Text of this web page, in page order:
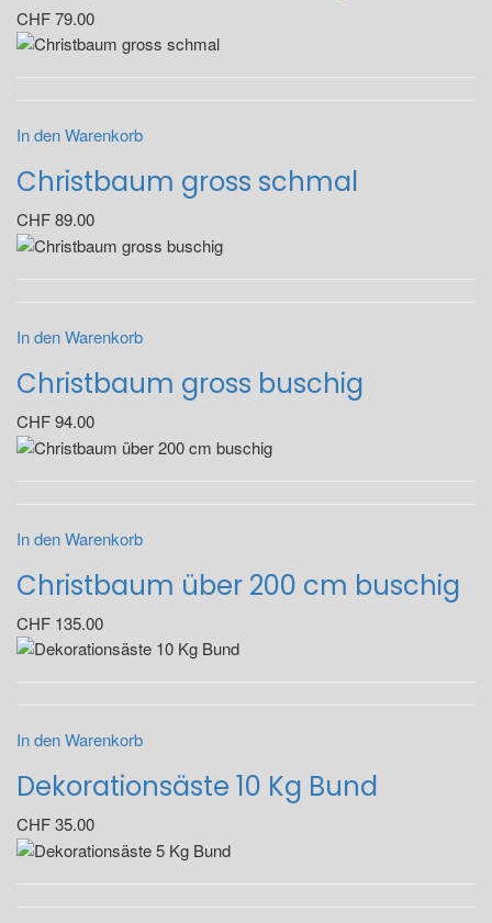
CHF79.00
In den Warenkorb
Christbaum gross schmal
CHF89.00
In den Warenkorb
Christbaum gross buschig
CHF94.00
In den Warenkorb
Christbaum über 200 cm buschig
CHF 135.00
In den Warenkorb
Dekorationsäste 10 Kg Bund
CHF35.00